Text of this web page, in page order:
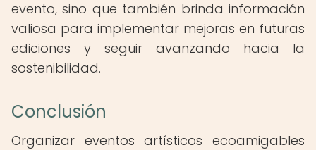
evento, sino que también brinda información
valiosa para implementar mejoras en futuras
ediciones y seguir avanzando hacia la
sostenibilidad.
Conclusión
Organizar eventos artísticos ecoamigables